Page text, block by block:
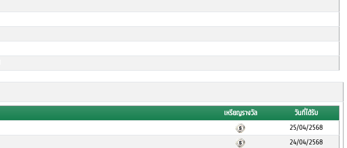
เหรียญรางวัล
วันที่ได้รับ
25/04/2568
24/04/2568